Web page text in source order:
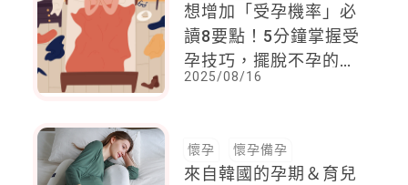
想增加「受孕機率」必
讀8要點！5分鐘掌握受
孕技巧，擺脫不孕的陰
影
2025/08/16
懷孕 懷孕備孕
來自韓國的孕期＆育兒